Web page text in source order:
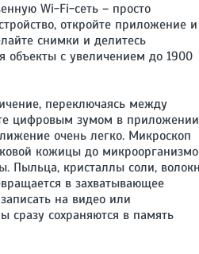
Wi-Fi-сеть – просто
откройте приложение и
снимки и делитесь
объекты с увеличением до 1900
переключаясь между
цифровым зумом в приложении
очень легко. Микроскоп
кожицы до
Пыльца, кристаллы соли,
в захватывающее
на видео или
сразу сохраняются в память